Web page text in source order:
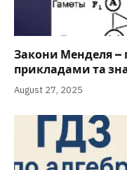
Закони Менделя –
прикладами та
August 27, 2025